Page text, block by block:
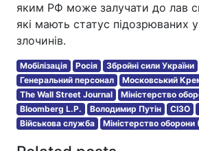
яким РФ може залучати до лав
які мають статус підозрюваних у
злочинів.
Мобілізація Росія
Збройні сили України
Генеральний персонал
Московський
The Wall Street Journal
Міністерство
Bloomberg L.P.
Володимир Путін СІЗО
Військова служба
Міністерство оборони